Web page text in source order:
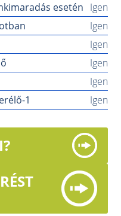
esetén Igen
Igen
Igen
Igen
Igen
1
Igen